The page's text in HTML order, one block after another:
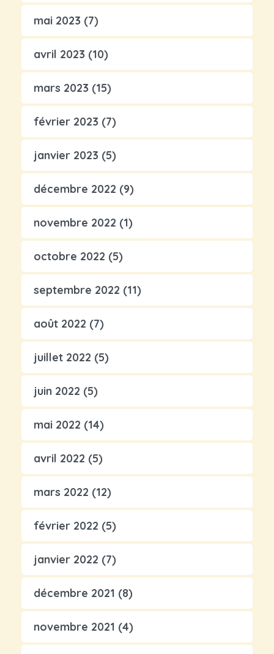
mai 2023 (7)
avril 2023 (10)
mars 2023 (15)
février 2023 (7)
janvier 2023 (5)
décembre 2022 (9)
novembre 2022 (1)
octobre 2022 (5)
septembre 2022 (11)
août 2022 (7)
juillet 2022 (5)
juin 2022 (5)
mai 2022 (14)
avril 2022 (5)
mars 2022 (12)
février 2022 (5)
janvier 2022 (7)
décembre 2021 (8)
novembre 2021 (4)